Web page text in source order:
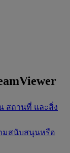
สถานที่ และสิ่ง
มสนับสนุนหรือ